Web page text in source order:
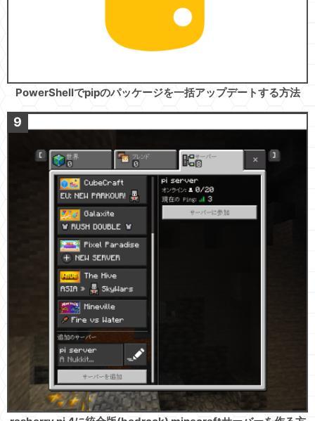
PowerShellでpipのパッケージを一括アップデートする方法